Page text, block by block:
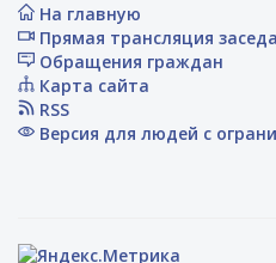
На главную
Прямая трансляция
Обращения граждан
Карта сайта
RSS
Версия для людей с